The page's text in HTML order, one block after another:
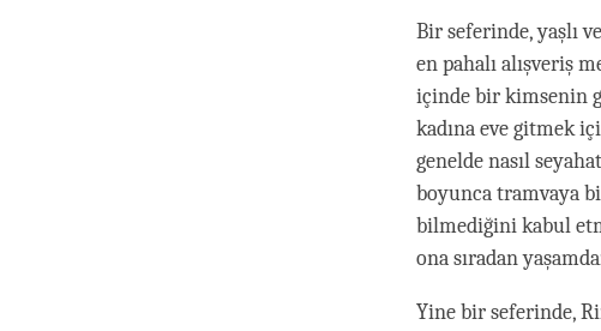
Bir seferinde, yaşlı
en pahalı alışveriş
içinde bir kimsenin
kadına eve gitmek
genelde nasıl
boyunca tramvaya
bilmediğini kabul
ona sıradan
Yine bir seferinde,